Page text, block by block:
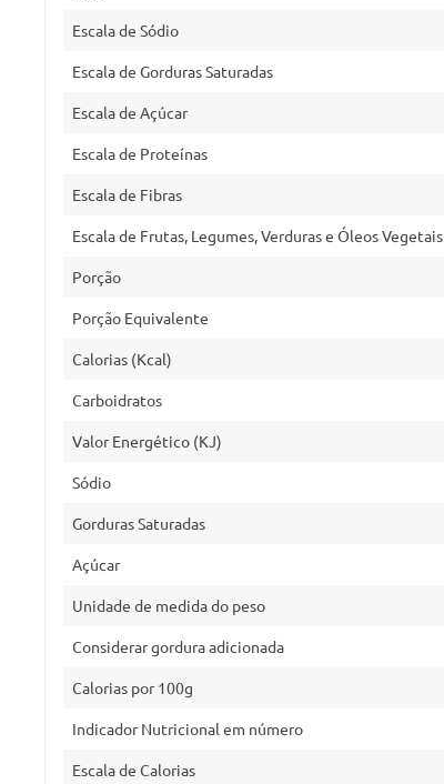
Escala de Sódio
Escala de Gorduras Saturadas
Escala de Açúcar
Escala de Proteínas
Escala de Fibras
Escala de Frutas, Legumes, Verduras e Óleos Vegetais
Porção
Porção Equivalente
Calorias (Kcal)
Carboidratos
Valor Energético (KJ)
Sódio
Gorduras Saturadas
Açúcar
Unidade de medida do peso
Considerar gordura adicionada
Calorias por 100g
Indicador Nutricional em número
Escala de Calorias